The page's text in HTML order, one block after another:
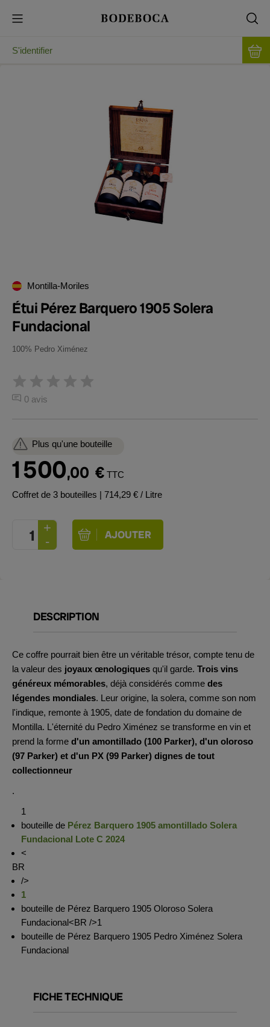
S'identifier
Montilla-Moriles
Étui Pérez Barquero 1905 Solera
Fundacional
100% Pedro Ximénez
0 avis
Plus qu'une bouteille
1 500,00 € TTC
Coffret de 3 bouteilles | 714,29 € / Litre
DESCRIPTION
Ce coffre pourrait bien être un véritable trésor, compte tenu de
la valeur des joyaux œnologiques qu'il garde. Trois vins
généreux mémorables, déjà considérés comme des
légendes mondiales. Leur origine, la solera, comme son nom
l'indique, remonte à 1905, date de fondation du domaine de
Montilla. L'éternité du Pedro Ximénez se transforme en vin et
prend la forme d'un amontillado (100 Parker), d'un oloroso
(97 Parker) et d'un PX (99 Parker) dignes de tout
collectionneur
.
1
bouteille de Pérez Barquero 1905 amontillado Solera
Fundacional Lote C 2024
<
BR
/>
1
bouteille de Pérez Barquero 1905 Oloroso Solera
Fundacional<BR />1
bouteille de Pérez Barquero 1905 Pedro Ximénez Solera
Fundacional
FICHE TECHNIQUE